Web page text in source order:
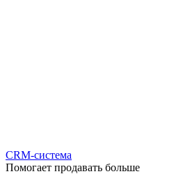
CRM-система
Помогает продавать больше